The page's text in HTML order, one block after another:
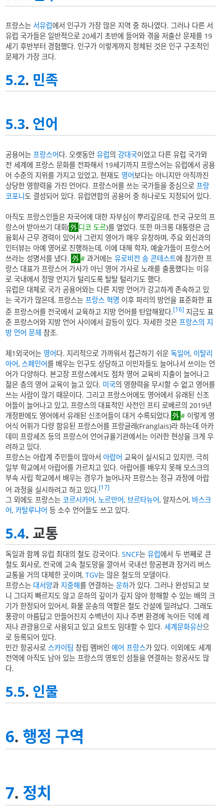
프랑스는서유럽에서 인구가 가장 많은 지역 중 하나였다. 그러나 다른 서
유럽 국가들은 일반적으로 20세기 초반에 들어와 겪을 저출산 문제를 19
세기 후반부터 경험했다. 인구가 이렇게까지 정체된 것은 인구 구조적인
문제가 가장 크다.
5.2. 민족
5.3. 언어
공용어는 프랑스어다. 오랫동안유럽의 강대국이었고 다른 유럽 국가와
전 세계에 프랑스 문화를 전파해서 19세기까지 프랑스어는 유럽에서 공용
어 수준의 지위를 가지고 있었고, 현재도 영어보다는 아니지만 아직까진
상당한 영향력을 가진 언어다. 프랑스어를 쓰는 국가들을 중심으로 프랑
코포니도 결성되어 있다. 유럽연합의 공용어 중 하나로도 지정되어 있다.
아직도 프랑스인들은 자국어에 대한 자부심이 뿌리깊은데, 전국 규모의 프
랑스어 받아쓰기 대회(
디코 도르)를 열었다. 또한 마크롱 대통령은 금
융회사 근무 경력이 있어서 그런지 영어가 매우 유창하며, 주요 외신과의
인터뷰는 아예 영어로 진행하는데, 이에 대해 학자, 예술가들이 프랑스어
쓰라는 성명서를 냈다.
#과거에는 유로비전 송 콘테스트에 참가한 프
랑스 대표가 프랑스어 가사가 아닌 영어 가사로 노래를 출품했다는 이유
로 국내에서 정말 먼지가 털리도록 탈탈 털리기도 했다.
유럽은 대체로 국가 공용어와는 다른 지방 언어가 강고하게 존속하고 있
는 국가가 많은데, 프랑스는 프랑스 혁명 이후 파리의 방언을 표준화한 표
준 프랑스어를 전국에서 교육하고 지방 언어를 탄압해왔다.[16] 지금도 표
준 프랑스어와 지방 언어 사이에서 갈등이 있다. 자세한 것은 프랑스의 지
방 언어 문제 참조.
제1외국어는 영어다. 지리적으로 가까워서 접근하기 쉬운독일어, 이탈리
아어, 스페인어를 배우는 인구도 상당하고 이민자들도 늘어나서 쓰이는 언
어가 다양하다. 본고장 프랑스에서도 점차 영어 교육비 지출이 늘어나고
젊은 층의 영어 교육이 늘고 있다. 미국의 영향력을 무시할 수 없고 영어를
쓰는 사람이 많기 때문이다. 그리고 프랑스어에도 영어에서 유래된 신조
어들이 늘어나고 있고, 프랑스의 대표적인 사전인 프티 로베르의 2019년
개정판에도 영어에서 유래된 신조어들이 대거 수록되었다.
#이렇게 영
어식 어휘가 다량 함유된 프랑스어를 프랑글레(Franglais)라 하는데 아카
데미 프랑세즈 등의 프랑스어 언어규율기관에서는 이러한 현상을 크게 우
려하고 있다.
프랑스는 아랍계 주민들이 많아서 아랍어 교육이 실시되고 있지만, 극히
일부 학교에서 아랍어를 가르치고 있다. 아랍어를 배우지 못해 모스크의
부속 사립 학교에서 배우는 경우가 늘어나자 프랑스는 정규 과정에 아랍
어 과정을 실시하려고 하고 있다.[17]
그 외에도 프랑스는코르시카어,노르만어,브르타뉴어, 알자스어, 바스크
어, 카탈루냐어 등 소수 언어들도 쓰고 있다.
5.4. 교통
독일과 함께 유럽 최대의 철도 강국이다.SNCF는유럽에서 두 번째로 큰
철도 회사로, 전국에 고속 철도망을 깔아서 국내선 항공편과 장거리 버스
교통을 거의 대체한 곳이며,TGV는 많은 철도의 모델이다.
프랑스는 대서양과 지중해를 연결하는운하가 있다. 그러나 완성되고 보
니 그다지 빠르지도 않고 운하의 깊이가 깊지 않아 항해할 수 있는 배의 크
기가 한정되어 있어서, 화물 운송의 역할은 철도 건설에 밀려났다. 그래도
풍광이 아름답고 만들어진지 수백년이 지나 주변 환경에 녹아든 덕에 레
저나 관광용으로 사용되고 있고 요트도 임대할 수 있다.세계문화유산으
로 등록되어 있다.
민간 항공사로 스카이팀 창립 멤버인에어 프랑스가 있다. 이외에도 세계
전역에 아직도 남아 있는 프랑스의 영토인 섬들을 연결하는 항공사도 많
다.
5.5. 인물
6. 행정 구역
7. 정치